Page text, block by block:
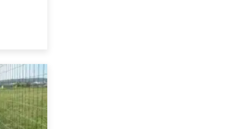
€ 56,72